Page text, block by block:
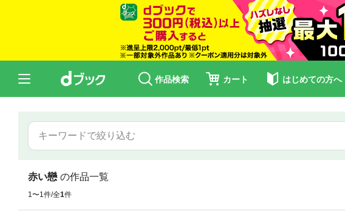
作品検索 カート はじめての方へ
赤い戀 の作品一覧
1〜1件/全1件